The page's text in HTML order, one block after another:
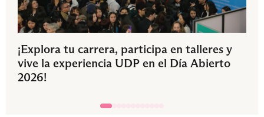
¡Explora tu carrera, participa en talleres y
vive la experiencia UDP en el Día Abierto
2026!